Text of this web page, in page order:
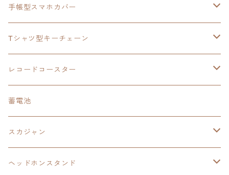
モバイルバッテリー
手帳型スマホカバー
閃の軌跡Ⅳ
手帳型スマホカバー
モバイルバッテリー
軌跡シリーズ
トランプ
カーマグネット
閃の軌跡Ⅱ
トランプ
イースⅨ
手帳型スマホカバー
モバイルバッテリー
零の軌跡：改
碧の軌跡：改
日本ファルコム
閃の軌跡Ⅲ
軌跡シリーズ
ウルトラマン
鷹の爪
イースⅧ
東亰ザナドゥ
阪神タイガース
閃の軌跡Ⅲ
手帳型スマホカバー
鷹の爪団
イースⅧ
閃の軌跡Ⅲ
閃の軌跡Ⅳ
イースⅨ
Tシャツ型キーチェーン
日本ファルコム
閃の軌跡Ⅲ
レコードコースター
日本ファルコム
閃の軌跡
蓄電池
スカジャン
サンリオ
ヘッドホンスタンド